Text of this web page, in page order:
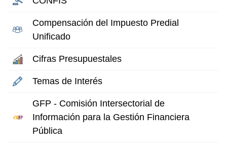
Compensación del Impuesto Predial
Unificado
Cifras Presupuestales
Temas de Interés
GFP - Comisión Intersectorial de
Información para la Gestión Financiera
Pública